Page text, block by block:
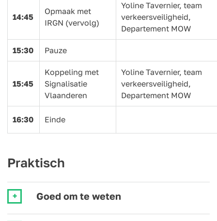
14:45
Opmaak met
IRGN (vervolg)
Yoline Tavernier, team
verkeersveiligheid,
Departement MOW
15:30 Pauze
15:45
Koppeling met
Signalisatie
Vlaanderen
Yoline Tavernier, team
verkeersveiligheid,
Departement MOW
16:30 Einde
Praktisch
Goed om te weten